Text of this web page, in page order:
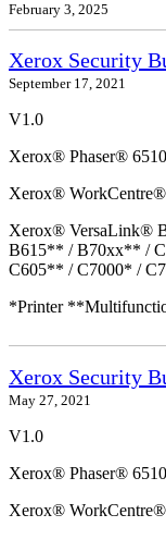
February 3, 2025
Xerox Security
September 17, 2021
V1.0
Xerox® Phaser® 6510
Xerox®
Xerox® VersaLink®
B615** / B70xx** /
C605** / C7000* /
*Printer
Xerox Security
May 27, 2021
V1.0
Xerox® Phaser® 6510
Xerox®